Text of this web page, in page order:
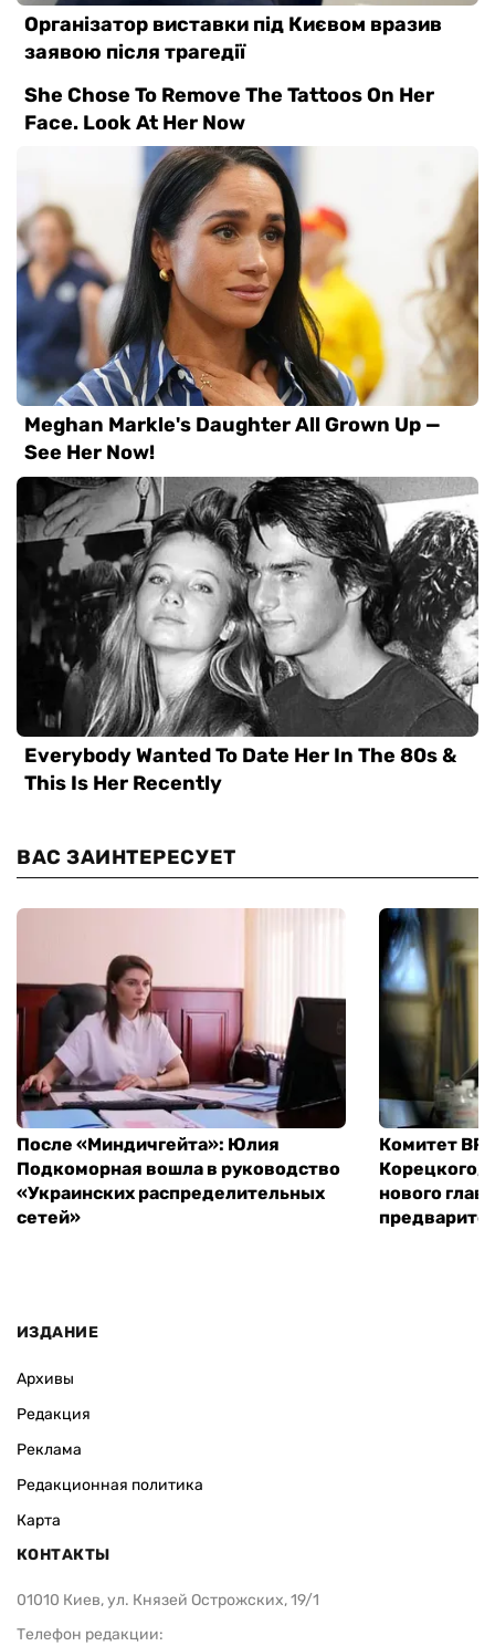
ВАС ЗАИНТЕРЕСУЕТ
После «Миндичгейта»: Юлия
Подкоморная вошла в руководство
«Украинских распределительных
сетей»
Комитет ВР
Корецкого,
нового
ИЗДАНИЕ
Архивы
Редакция
Реклама
Редакционная политика
Карта
КОНТАКТЫ
01010 Киев, ул. Князей Острожских, 19/1
Телефон редакции: